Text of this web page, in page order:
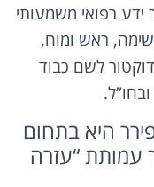
ידע רפואי משמעותי
ראש ומוח,
לשם כבוד
היא בתחום
עמותת “עזרה